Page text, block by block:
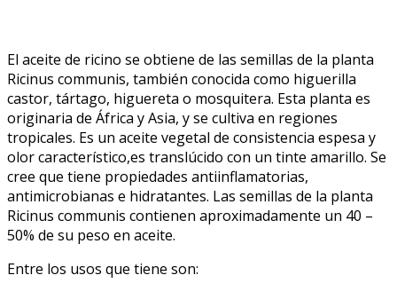
El aceite de ricino se obtiene de las semillas de la planta
Ricinus communis, también conocida como higuerilla
castor, tártago, higuereta o mosquitera. Esta planta es
originaria de África y Asia, y se cultiva en regiones
tropicales. Es un aceite vegetal de consistencia espesa y
olor característico,es translúcido con un tinte amarillo. Se
cree que tiene propiedades antiinflamatorias,
antimicrobianas e hidratantes. Las semillas de la planta
Ricinus communis contienen aproximadamente un 40 –
50% de su peso en aceite.
Entre los usos que tiene son: